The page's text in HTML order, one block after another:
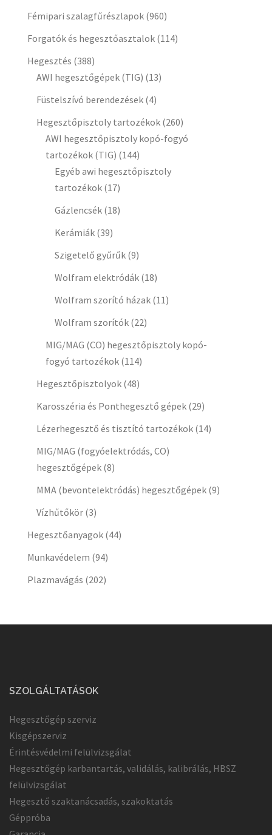
Fémipari szalagfűrészlapok (960)
Forgatók és hegesztőasztalok (114)
Hegesztés (388)
AWI hegesztőgépek (TIG) (13)
Füstelszívó berendezések (4)
Hegesztőpisztoly tartozékok (260)
AWI hegesztőpisztoly kopó-fogyó
tartozékok (TIG) (144)
Egyéb awi hegesztőpisztoly
tartozékok (17)
Gázlencsék (18)
Kerámiák (39)
Szigetelő gyűrűk (9)
Wolfram elektródák (18)
Wolfram szorító házak (11)
Wolfram szorítók (22)
MIG/MAG (CO) hegesztőpisztoly kopó-
fogyó tartozékok (114)
Hegesztőpisztolyok (48)
Karosszéria és Ponthegesztő gépek (29)
Lézerhegesztő és tisztító tartozékok (14)
MIG/MAG (fogyóelektródás, CO)
hegesztőgépek (8)
MMA (bevontelektródás) hegesztőgépek (9)
Vízhűtőkör (3)
Hegesztőanyagok (44)
Munkavédelem (94)
Plazmavágás (202)
SZOLGÁLTATÁSOK
Hegesztőgép szerviz
Kisgépszerviz
Érintésvédelmi felülvizsgálat
Hegesztőgép karbantartás, validálás, kalibrálás, HBSZ
felülvizsgálat
Hegesztő szaktanácsadás, szakoktatás
Géppróba